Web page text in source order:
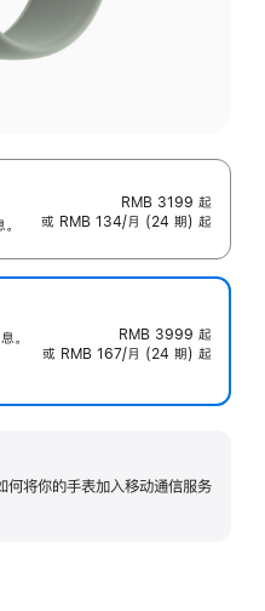
RMB 3199 起
或 RMB 134/月 (24 期) 起
。
RMB 3999 起
或 RMB 167/月 (24 期) 起
何将你的手表加入移动通信服务